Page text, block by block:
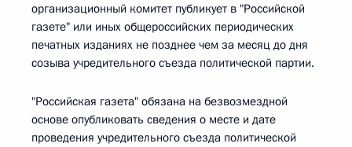
организационный комитет публикует в "Российской
газете" или иных общероссийских периодических
печатных изданиях не позднее чем за месяц до дня
созыва учредительного съезда политической партии.
"Российская газета" обязана на безвозмездной
основе опубликовать сведения о месте и дате
проведения учредительного съезда политической